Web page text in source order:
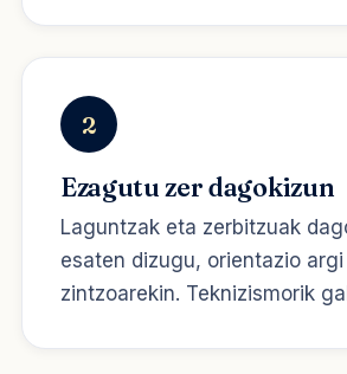
2
Ezagutu zer dagokizun
Laguntzak eta zerbitzuak
esaten dizugu, orientazio
zintzoarekin. Teknizismorik